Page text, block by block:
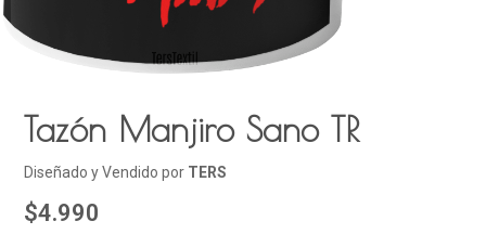
Tazón Manjiro Sano TR
Diseñado y Vendido por TERS
$4.990